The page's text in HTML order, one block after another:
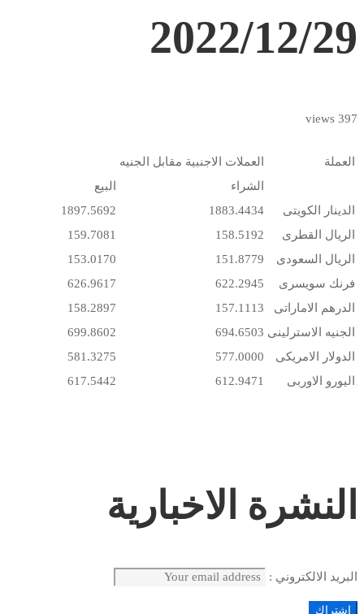
2022/12/29
397 views
العملة
العملات الاجنبية مقابل الجنيه
الشراء
البيع
الدينار الكويتى
1883.4434
1897.5692
الريال القطرى
158.5192
159.7081
الريال السعودى
151.8779
153.0170
فرنك سويسرى
622.2945
626.9617
الدرهم الاماراتى
157.1113
158.2897
الجنيه الاسترلينى 694.6503
699.8602
الدولار الامريكى
577.0000
581.3275
اليورو الاوربى
612.9471
617.5442
النشرة الاخبارية
البريد الالكتروني :